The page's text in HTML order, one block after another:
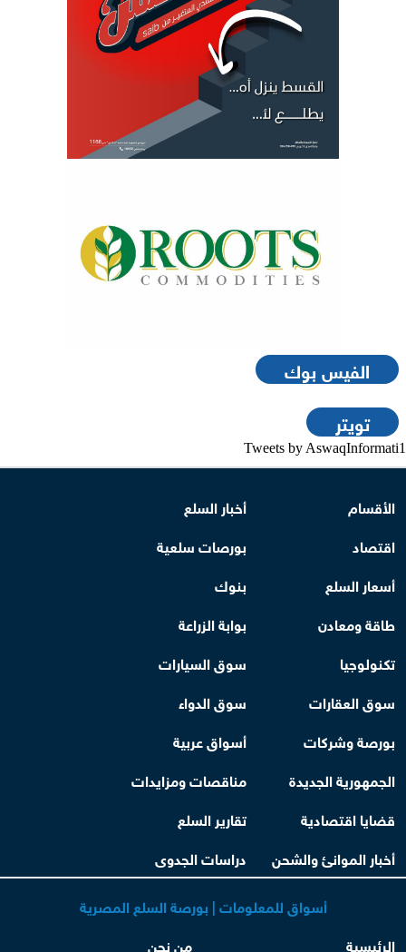
الفيس بوك
تويتر
Tweets by AswaqInformati1
الأقسام
أخبار السلع
اقتصاد
بورصات سلعية
أسعار السلع
بنوك
طاقة ومعادن
بوابة الزراعة
تكنولوجيا
سوق السيارات
سوق العقارات
سوق الدواء
بورصة وشركات
أسواق عربية
الجمهورية الجديدة
مناقصات ومزايدات
قضايا اقتصادية
تقارير السلع
أخبار الموانئ والشحن
دراسات الجدوى
أسواق للمعلومات | بورصة السلع المصرية
الرئيسية
من نحن